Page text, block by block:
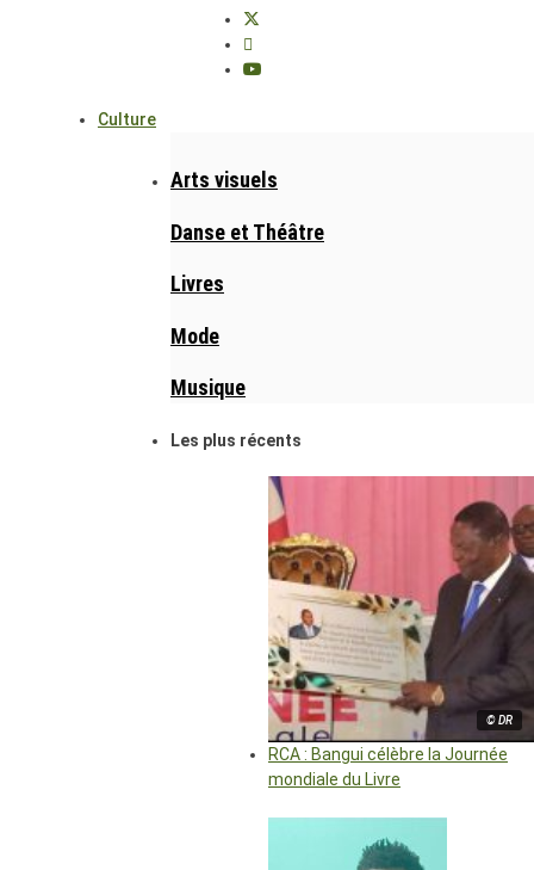
Culture
Arts visuels
Danse et Théâtre
Livres
Mode
Musique
Les plus récents
© DR
RCA : Bangui célèbre la Journée
mondiale du Livre